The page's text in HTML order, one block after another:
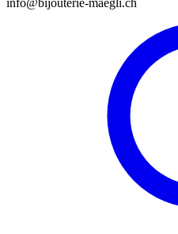
info@bijouterie-maegli.ch